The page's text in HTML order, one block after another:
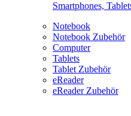
Smartphones,
Notebook
Notebook Zubehör
Computer
Tablets
Tablet Zubehör
eReader
eReader Zubehör